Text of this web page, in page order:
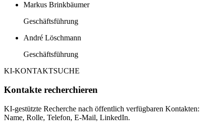
Markus Brinkbäumer
Geschäftsführung
André Löschmann
Geschäftsführung
KI-KONTAKTSUCHE
Kontakte recherchieren
KI-gestützte Recherche nach öffentlich verfügbaren Kontakten:
Name, Rolle, Telefon, E-Mail, LinkedIn.